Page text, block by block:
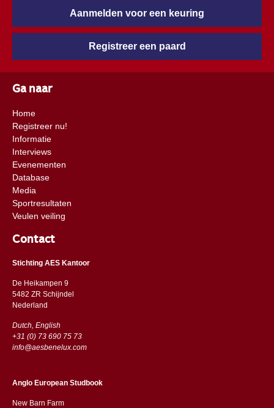
Aanmelden voor een keuring
Registreer een paard
Ga naar
Home
Registreer nu!
Informatie
Interviews
Evenementen
Database
Media
Sportresultaten
Veulen veiling
Contact
Stichting AES Kantoor
De Heikampen 9
5482 ZR Schijndel
​​Nederland
Dutch, English
+31 (0) 73 690 75 73
info@aesbenelux.com
Anglo European Studbook
New Barn Farm